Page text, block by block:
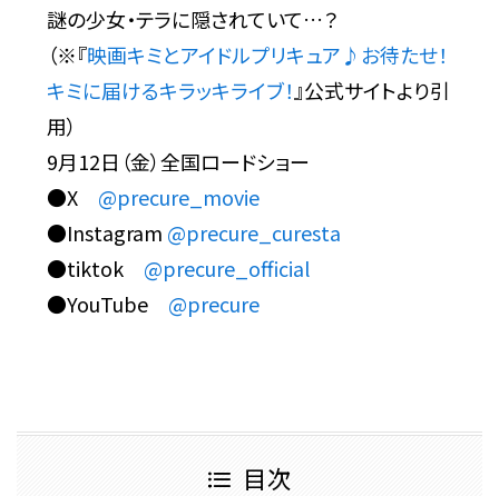
謎の少女・テラに隠されていて…？
（※『映画キミとアイドルプリキュア♪お待たせ！
キミに届けるキラッキライブ！ 』公式サイトより引
用）
9月12日（金）全国ロードショー
●X @precure_movie
●Instagram @precure_curesta
●tiktok @precure_official
●YouTube @precure
目次